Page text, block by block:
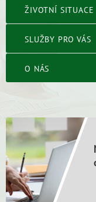
ŽIVOTNÍ SITUACE
SLUŽBY PRO VÁS
O NÁS